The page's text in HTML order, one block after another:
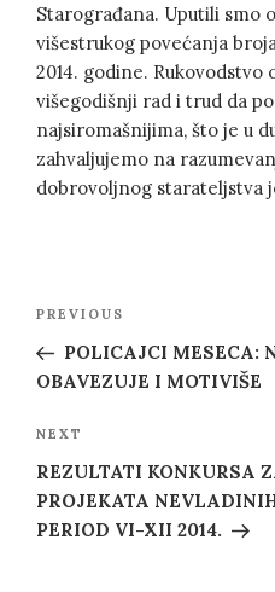
Starograđana. Uputili smo
višestrukog povećanja
2014. godine.
višegodišnji rad i trud da
najsiromašnijima, što je u
zahvaljujemo na
dobrovoljnog starateljstva
Previous
Post
PREVIOUS
POLICAJCI MESECA:
OBAVEZUJE I MOTIVIŠE
Next
Post
NEXT
REZULTATI KONKURSA
PROJEKATA
PERIOD VI-XII 2014.